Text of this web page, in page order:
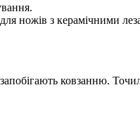
ножів з керамічними
ковзанню.